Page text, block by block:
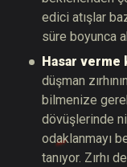
edici atışlar
süre boyunca
Hasar verme
düşman
bilmenize
dövüşlerinde
odaklanmayı
tanıyor. Zırhı